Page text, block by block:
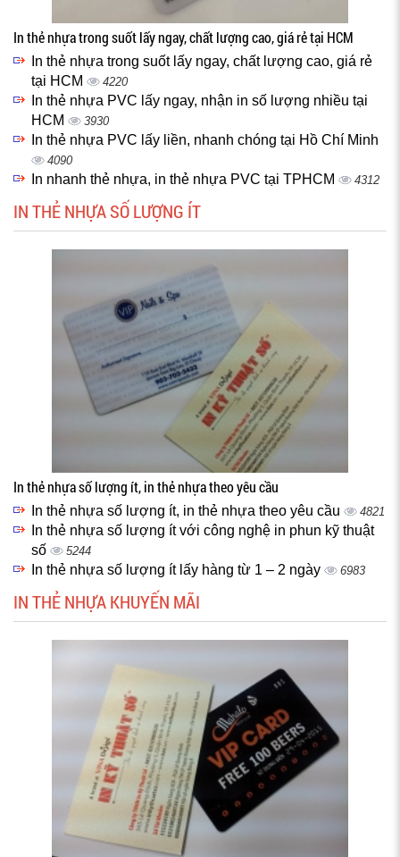
In thẻ nhựa trong suốt lấy ngay, chất lượng cao, giá rẻ tại HCM
In thẻ nhựa trong suốt lấy ngay, chất lượng cao, giá rẻ
tại HCM
4220
In thẻ nhựa PVC lấy ngay, nhận in số lượng nhiều tại
HCM
3930
In thẻ nhựa PVC lấy liền, nhanh chóng tại Hồ Chí Minh
4090
In nhanh thẻ nhựa, in thẻ nhựa PVC tại TPHCM 4312
IN THẺ NHỰA SỐ LƯỢNG ÍT
In thẻ nhựa số lượng ít, in thẻ nhựa theo yêu cầu
In thẻ nhựa số lượng ít, in thẻ nhựa theo yêu cầu 4821
In thẻ nhựa số lượng ít với công nghệ in phun kỹ thuật
số
5244
In thẻ nhựa số lượng ít lấy hàng từ 1 – 2 ngày 6983
IN THẺ NHỰA KHUYẾN MÃI